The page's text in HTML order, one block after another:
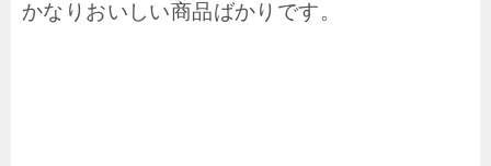
かなりおいしい商品ばかりです。